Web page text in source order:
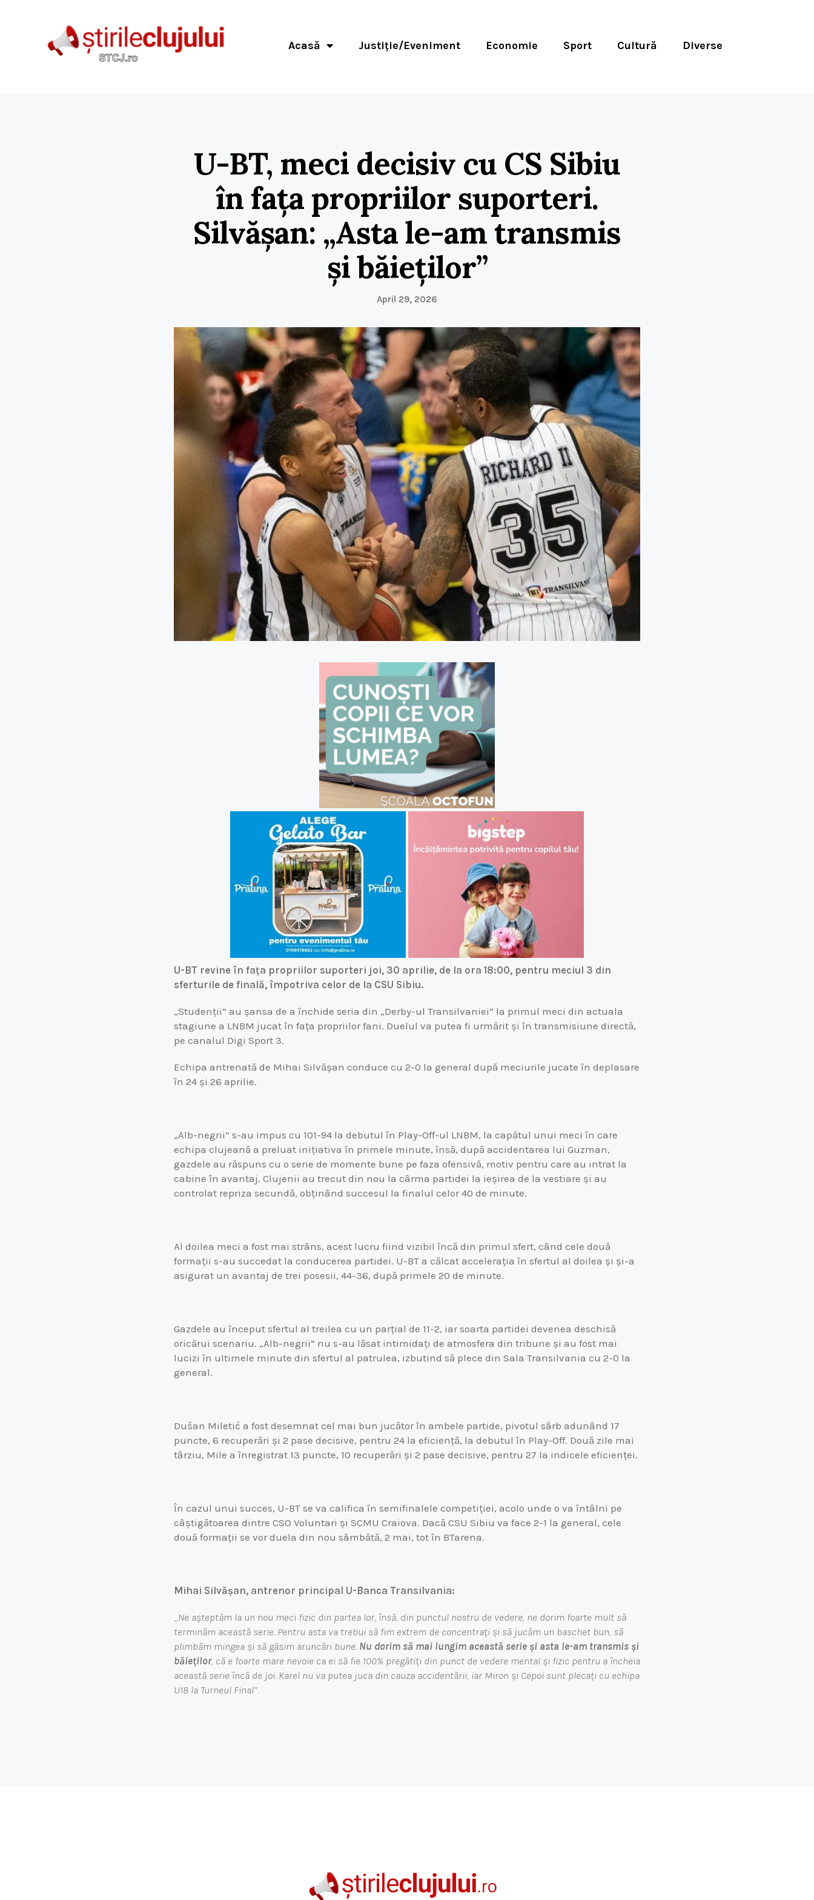
Acasă Justiție/Eveniment Economie Sport Cultură Diverse
U-BT, meci decisiv cu CS Sibiu
în fața propriilor suporteri.
Silvășan: „Asta le-am transmis
și băieților”
April 29, 2026
U-BT revine în fața propriilor suporteri joi, 30 aprilie, de la ora 18:00, pentru meciul 3 din
sferturile de finală, împotriva celor de la CSU Sibiu.
„Studenții” au șansa de a închide seria din „Derby-ul Transilvaniei” la primul meci din actuala
stagiune a LNBM jucat în fața propriilor fani. Duelul va putea fi urmărit și în transmisiune directă,
pe canalul Digi Sport 3.
Echipa antrenată de Mihai Silvășan conduce cu 2-0 la general după meciurile jucate în deplasare
în 24 și 26 aprilie.
„Alb-negrii” s-au impus cu 101-94 la debutul în Play-Off-ul LNBM, la capătul unui meci în care
echipa clujeană a preluat inițiativa în primele minute, însă, după accidentarea lui Guzman,
gazdele au răspuns cu o serie de momente bune pe faza ofensivă, motiv pentru care au intrat la
cabine în avantaj. Clujenii au trecut din nou la cârma partidei la ieșirea de la vestiare și au
controlat repriza secundă, obținând succesul la finalul celor 40 de minute.
Al doilea meci a fost mai strâns, acest lucru fiind vizibil încă din primul sfert, când cele două
formații s-au succedat la conducerea partidei. U-BT a călcat accelerația în sfertul al doilea și și-a
asigurat un avantaj de trei posesii, 44-36, după primele 20 de minute.
Gazdele au început sfertul al treilea cu un parțial de 11-2, iar soarta partidei devenea deschisă
oricărui scenariu. „Alb-negrii” nu s-au lăsat intimidați de atmosfera din tribune și au fost mai
lucizi în ultimele minute din sfertul al patrulea, izbutind să plece din Sala Transilvania cu 2-0 la
general.
Dušan Miletić a fost desemnat cel mai bun jucător în ambele partide, pivotul sârb adunând 17
puncte, 6 recuperări și 2 pase decisive, pentru 24 la eficiență, la debutul în Play-Off. Două zile mai
târziu, Mile a înregistrat 13 puncte, 10 recuperări și 2 pase decisive, pentru 27 la indicele eficienței.
În cazul unui succes, U-BT se va califica în semifinalele competiției, acolo unde o va întâlni pe
câștigătoarea dintre CSO Voluntari și SCMU Craiova. Dacă CSU Sibiu va face 2-1 la general, cele
două formații se vor duela din nou sâmbătă, 2 mai, tot în BTarena.
Mihai Silvășan, antrenor principal U-Banca Transilvania:
„Ne așteptăm la un nou meci fizic din partea lor, însă, din punctul nostru de vedere, ne dorim foarte mult să
terminăm această serie. Pentru asta va trebui să fim extrem de concentrați și să jucăm un baschet bun, să
plimbăm mingea și să găsim aruncări bune. Nu dorim să mai lungim această serie și asta le-am transmis și
băieților, că e foarte mare nevoie ca ei să fie 100% pregătiți din punct de vedere mental și fizic pentru a încheia
această serie încă de joi. Karel nu va putea juca din cauza accidentării, iar Miron și Cepoi sunt plecați cu echipa
U18 la Turneul Final”.